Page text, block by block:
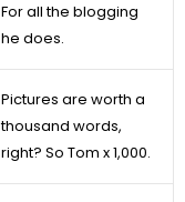
For all the blogging
he does.
Pictures are worth a
thousand words,
right? So Tom x 1,000.